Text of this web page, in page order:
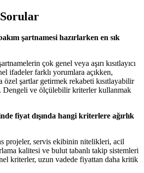
şartnamesi hazırlarken en sık
çok genel veya aşırı kısıtlayıcı
ifadeler farklı yorumlara açıkken,
özel şartlar getirmek rekabeti kısıtlayabilir
Dengeli ve ölçülebilir kriterler kullanmak
fiyat dışında hangi kriterlere ağırlık
projeler, servis ekibinin nitelikleri, acil
kalitesi ve bulut tabanlı takip sistemleri
kriterler, uzun vadede fiyattan daha kritik